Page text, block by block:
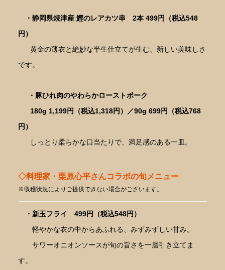
・静岡県焼津産 鰹のレアカツ串 2本 499円（税込548
円）
黄金の薄衣と絶妙な半生仕立てが生む、新しい美味しさ
です。
・豚ひれ肉のやわらかローストポーク
180g 1,199円（税込1,318円）／90g 699円（税込768
円）
しっとり柔らかな口当たりで、満足感のある一皿。
◇料理家・栗原心平さんコラボの旬メニュー
※収穫状況によりご提供できない場合がございます。
・新玉フライ 499円（税込548円）
軽やかな衣の中からあふれる、みずみずしい甘み。
サワーオニオンソースが旬の旨さを一層引き立てま
す。